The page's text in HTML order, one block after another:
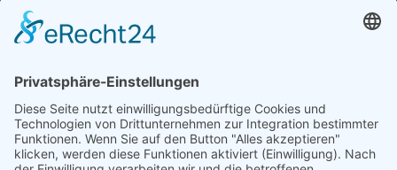
„Staubsches Haus“
Untere Sandstraße 30
96049 Bamberg